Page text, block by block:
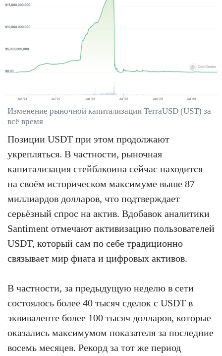
Изменение рыночной капитализации TerraUSD (UST) за
всё время
Позиции USDT при этом продолжают
укрепляться. В частности, рыночная
капитализация стейблкоина сейчас находится
на своём историческом максимуме выше 87
миллиардов долларов, что подтверждает
серьёзный спрос на актив. Вдобавок аналитики
Santiment отмечают активизацию пользователей
USDT, который сам по себе традиционно
связывает мир фиата и цифровых активов.
В частности, за предыдущую неделю в сети
состоялось более 40 тысяч сделок с USDT в
эквиваленте более 100 тысяч долларов, которые
оказались максимумом показателя за последние
восемь месяцев. Рекорд за тот же период